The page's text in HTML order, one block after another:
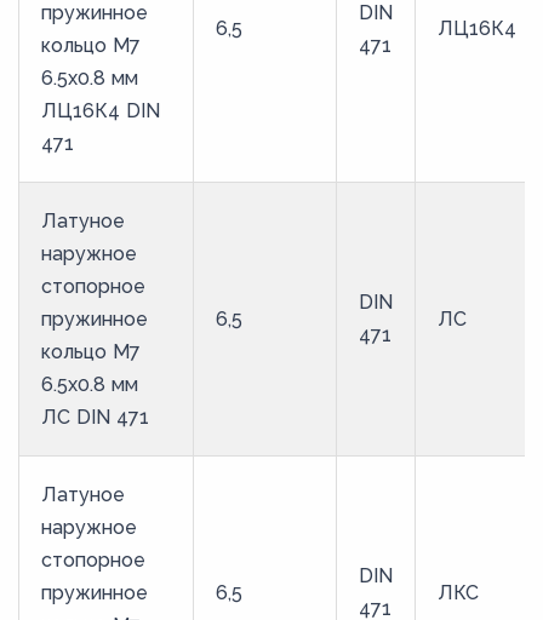
пружинное
кольцо M7
6.5х0.8 мм
ЛЦ16К4 DIN
471
6,5
DIN
471
ЛЦ16К4
Латуное
наружное
стопорное
пружинное
кольцо M7
6.5х0.8 мм
ЛС DIN 471
6,5
DIN
471
ЛС
Латуное
наружное
стопорное
пружинное
6,5
DIN
471
ЛКС